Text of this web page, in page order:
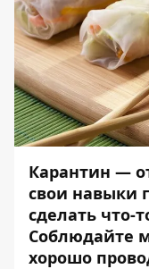
Карантин —
свои навыки
сделать что-
Соблюдайте
хорошо